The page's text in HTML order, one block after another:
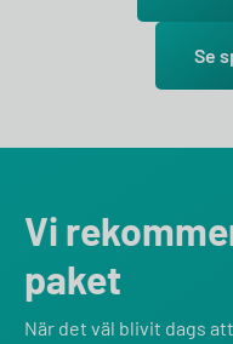
Se
Vi
paket
När det väl blivit dags